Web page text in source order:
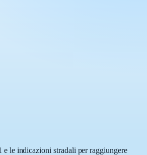
le indicazioni stradali per raggiungere